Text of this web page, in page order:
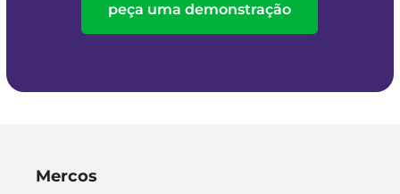
peça uma demonstração
Mercos